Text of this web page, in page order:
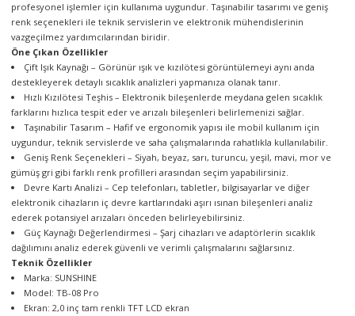
profesyonel işlemler için kullanıma uygundur. Taşınabilir tasarımı ve geniş
renk seçenekleri ile teknik servislerin ve elektronik mühendislerinin
vazgeçilmez yardımcılarından biridir.
Öne Çıkan Özellikler
Çift Işık Kaynağı – Görünür ışık ve kızılötesi görüntülemeyi aynı anda
destekleyerek detaylı sıcaklık analizleri yapmanıza olanak tanır.
Hızlı Kızılötesi Teşhis – Elektronik bileşenlerde meydana gelen sıcaklık
farklarını hızlıca tespit eder ve arızalı bileşenleri belirlemenizi sağlar.
Taşınabilir Tasarım – Hafif ve ergonomik yapısı ile mobil kullanım için
uygundur, teknik servislerde ve saha çalışmalarında rahatlıkla kullanılabilir.
Geniş Renk Seçenekleri – Siyah, beyaz, sarı, turuncu, yeşil, mavi, mor ve
gümüş gri gibi farklı renk profilleri arasından seçim yapabilirsiniz.
Devre Kartı Analizi – Cep telefonları, tabletler, bilgisayarlar ve diğer
elektronik cihazların iç devre kartlarındaki aşırı ısınan bileşenleri analiz
ederek potansiyel arızaları önceden belirleyebilirsiniz.
Güç Kaynağı Değerlendirmesi – Şarj cihazları ve adaptörlerin sıcaklık
dağılımını analiz ederek güvenli ve verimli çalışmalarını sağlarsınız.
Teknik Özellikler
Marka: SUNSHINE
Model: TB-08 Pro
Ekran: 2,0 inç tam renkli TFT LCD ekran